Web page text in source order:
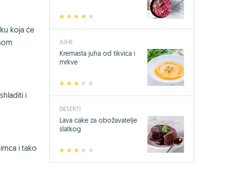
koja će
i
i tako
2 3 4
JUHE
2 3 4
Kremasta juha od tikvica i
mrkve
DESERTI
2 3 4
Lava cake za obožavatelje
slatkog